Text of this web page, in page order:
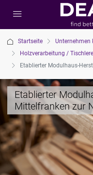
Startseite Unternehmen
Holzverarbeitung /
Etablierter Modulhaus-
Etablierter
Mittelfranken zur